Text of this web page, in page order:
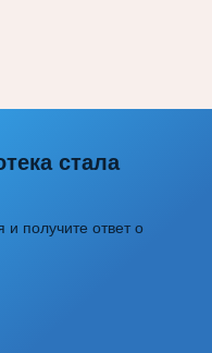
стала
получите ответ о